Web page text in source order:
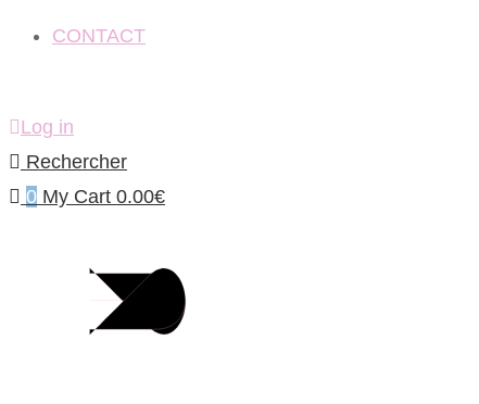
CONTACT
Log in
Rechercher
0 My Cart 0.00€